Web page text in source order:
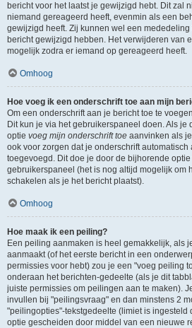
bericht voor het laatst je gewijzigd hebt. Dit zal
niemand gereageerd heeft, evenmin als een
gewijzigd heeft. Zij kunnen wel een
bericht gewijzigd hebben. Het verwijderen van
mogelijk zodra er iemand op gereageerd heeft.
Omhoog
Hoe voeg ik een onderschrift toe aan mijn
Om een onderschrift aan je bericht toe te
Dit kun je via het gebruikerspaneel doen. Als je
optie voeg mijn onderschrift toe aanvinken als
ook voor zorgen dat je onderschrift
toegevoegd. Dit doe je door de bijhorende
gebruikerspaneel (het is nog altijd mogelijk om
schakelen als je het bericht plaatst).
Omhoog
Hoe maak ik een peiling?
Een peiling aanmaken is heel gemakkelijk, als
aanmaakt (of het eerste bericht in een
permissies voor hebt) zou je een "voeg peiling
onderaan het berichten-gedeelte (als je dit
juiste permissies om peilingen aan te maken).
invullen bij "peilingsvraag" en dan minstens 2
"peilingopties"-tekstgedeelte (limiet is ingesteld
optie gescheiden door middel van een nieuwe